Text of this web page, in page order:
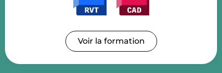
Voir la formation